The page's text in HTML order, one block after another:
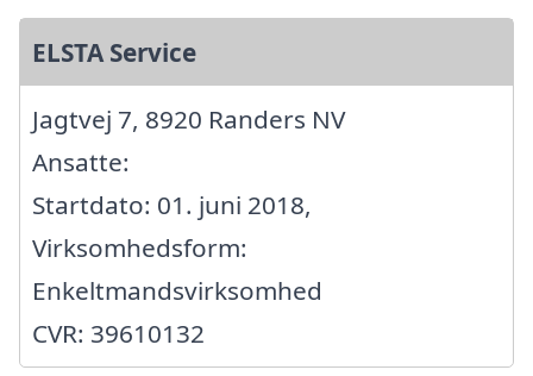
ELSTA Service
Jagtvej 7, 8920 Randers NV
Ansatte:
Startdato: 01. juni 2018,
Virksomhedsform:
Enkeltmandsvirksomhed
CVR: 39610132